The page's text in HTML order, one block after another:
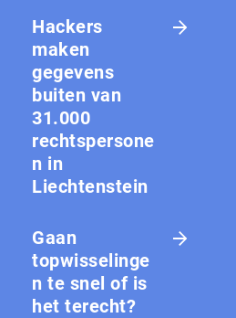
Hackers
maken
gegevens
buiten van
31.000
rechtspersone
n in
Liechtenstein
Gaan
topwisselinge
n te snel of is
het terecht?